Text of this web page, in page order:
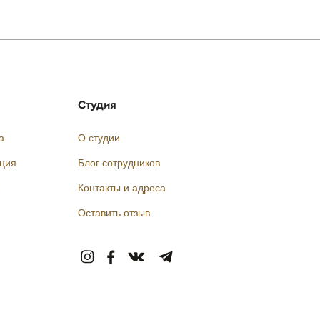
Студия
О студии
Блог сотрудников
Контакты и адреса
Оставить отзыв